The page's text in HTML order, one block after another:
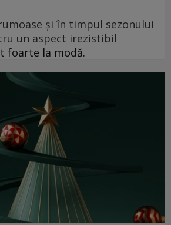
şi în timpul sezonului
un aspect irezistibil
foarte la modă.